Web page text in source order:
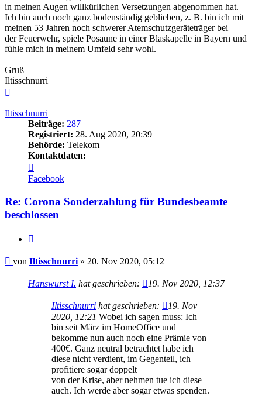
in meinen Augen willkürlichen Versetzungen abgenommen hat.
Ich bin auch noch ganz bodenständig geblieben, z. B. bin ich mit
meinen 53 Jahren noch schwerer Atemschutzgeräteträger bei
der Feuerwehr, spiele Posaune in einer Blaskapelle in Bayern und
fühle mich in meinem Umfeld sehr wohl.
Gruß
Iltisschnurri
Iltisschnurri
Beiträge: 287
Registriert: 28. Aug 2020, 20:39
Behörde: Telekom
Kontaktdaten:
von
Iltisschnurri
Facebook
Re: Corona Sonderzahlung für Bundesbeamte
beschlossen
Beitrag
von Iltisschnurri » 20. Nov 2020, 05:12
Hanswurst I. hat geschrieben: 19. Nov 2020, 12:37
Iltisschnurri hat geschrieben:
19. Nov
2020, 12:21 Wobei ich sagen muss: Ich
bin seit März im HomeOffice und
bekomme nun auch noch eine Prämie von
400€. Ganz neutral betrachtet habe ich
diese nicht verdient, im Gegenteil, ich
profitiere sogar doppelt
von der Krise, aber nehmen tue ich diese
auch. Ich werde aber sogar etwas spenden.